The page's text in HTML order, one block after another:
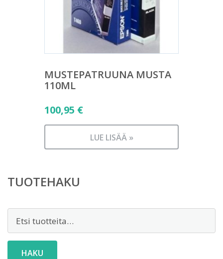
MUSTEPATRUUNA MUSTA
110ML
100,95 €
LUE LISÄÄ »
TUOTEHAKU
HAKU